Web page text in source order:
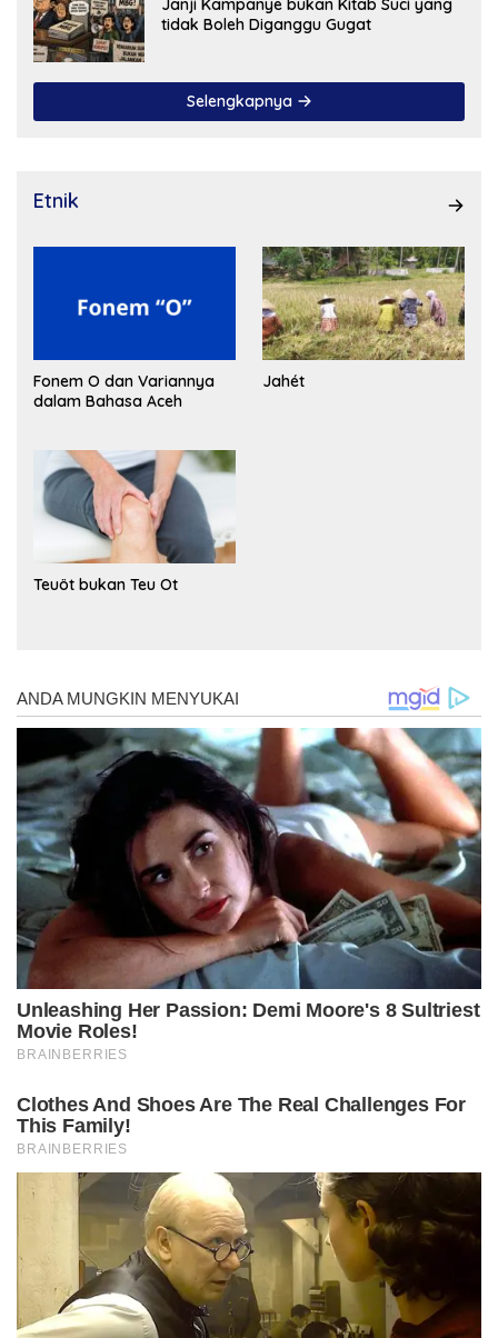
Janji Kampanye bukan Kitab Suci yang
tidak Boleh Diganggu Gugat
Selengkapnya
Etnik
Fonem O dan Variannya
dalam Bahasa Aceh
Jahét
Teuöt bukan Teu Ot